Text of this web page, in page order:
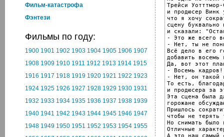
Фильм-катастрофа
Фэнтези
Фильмы по году:
1900 1901 1902 1903 1904 1905 1906 1907
1908 1909 1910 1911 1912 1913 1914 1915
1916 1917 1918 1919 1920 1921 1922 1923
1924 1925 1926 1927 1928 1929 1930 1931
1932 1933 1934 1935 1936 1937 1938 1939
1940 1941 1942 1943 1944 1945 1946 1947
1948 1949 1950 1951 1952 1953 1954 1955
Трейси
и продюсер Винк
что я хочу
сцену
и сказали:
- Это же всего
- Нет, ты не
Всё дело в его
добавить
Да, вот этот
- Восемь
- Нет, он такой
То есть,
и продюсера за
Эта сцена была
горожане
Пришлось
чтобы не терять
Но снимать было
Отличные
А это наш самый